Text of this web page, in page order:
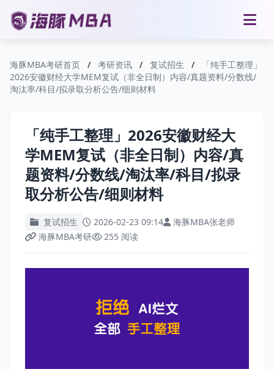
海豚MBA考研首页 / 考研资讯 / 复试招生 /
「纯手工整理」
2026安徽财经大学MEM复试（非全日制）内容/真题资料/分数线/
淘汰率/科目/拟录取分析公告/细则材料
「纯手工整理」2026安徽财经大
学MEM复试（非全日制）内容/真
题资料/分数线/淘汰率/科目/拟录
取分析公告/细则材料
复试招生 2026-02-23 09:14
海豚MBA张老师
海豚MBA考研
255 阅读